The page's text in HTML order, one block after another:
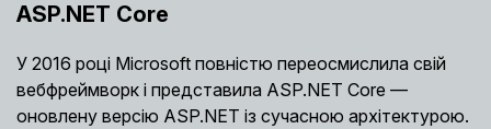
ASP.NET Core
У 2016 році Microsoft повністю переосмислила свій
вебфреймворк і представила ASP.NET Core —
оновлену версію ASP.NET із сучасною архітектурою.